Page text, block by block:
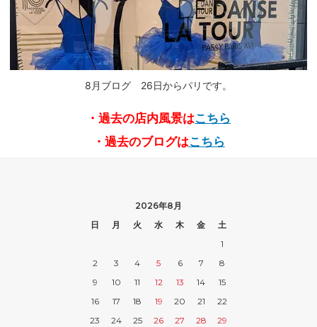
8月ブログ 26日からパリです。
・過去の店内風景はこちら
・過去のブログはこちら
2026年8月
日
月 火 水 木 金
土
1
2
3 4 5 6 7
8
9
10 11 12 13 14
15
16
17 18 19 20 21
22
23
24 25 26 27 28
29